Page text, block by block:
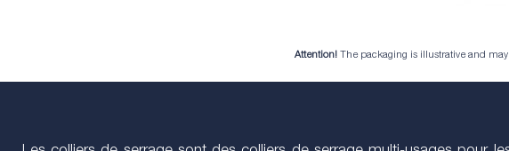
Attention! The packaging is illustrative and